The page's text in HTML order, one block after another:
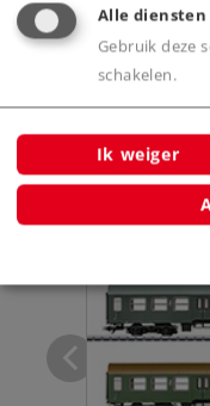
Digitale
Alle
Gebruik deze
schakelen.
Ik weiger